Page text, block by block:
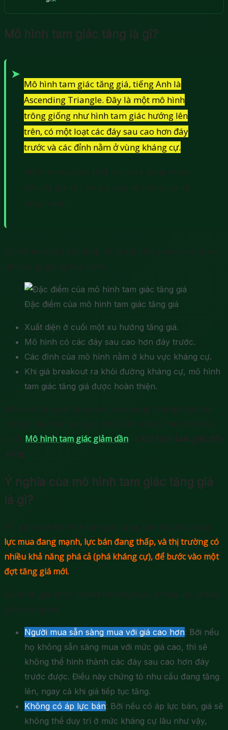
Mô hình tam giác tăng là gì?
Mô hình tam giác tăng giá, tiếng Anh là
Ascending Triangle. Đây là một mô hình
trông giống như hình tam giác hướng lên
trên, có một loạt các đáy sau cao hơn đáy
trước và các đỉnh nằm ở vùng kháng cự.
Mô hình này cho biết lực mua đang mạnh
dần, và giá có cả năng phá vỡ kháng cự và
tăng mạnh.
Có thể miêu tả hình dáng nó sẽ rất khó, nhưng nó sẽ có
hình dạng giống bên dưới:
Đặc điểm của mô hình tam giác tăng giá
Xuất diện ở cuối một xu hướng tăng giá.
Mô hình có các đáy sau cao hơn đáy trước.
Các đỉnh của mô hình nằm ở khu vực kháng cự.
Khi giá breakout ra khỏi đường kháng cự, mô hình
tam giác tăng giá được hoàn thiện.
Mô hình tam giác tăng dần (Ascending Triangle) là một
trong 3 mô hình tam giác phổ biến nhất. 2 mô hình còn
lại là: Mô hình tam giác giảm dần và Mô hình tam giác đối
xứng.
Ý nghĩa của mô hình tam giác tăng giá
là gì?
Khi gặp một mô hình tam giác tăng, bạn hãy nhớ rằng:
lực mua đang mạnh, lực bán đang thấp, và thị trường có
nhiều khả năng phá cả (phá kháng cự), để bước vào một
đợt tăng giá mới.
Để mình giải thích chi tiết hơn cho bạn, tóm lại nó sẽ bao
gồm 3 ý nghĩa:
Người mua sẵn sàng mua với giá cao hơn: Bởi nếu
họ không sẵn sàng mua với mức giá cao, thì sẽ
không thể hình thành các đáy sau cao hơn đáy
trước được. Điều này chứng tỏ nhu cầu đang tăng
lên, ngay cả khi giá tiếp tục tăng.
Không có áp lực bán: Bởi nếu có áp lực bán, giá sẽ
không thể duy trì ở mức kháng cự lâu như vậy,